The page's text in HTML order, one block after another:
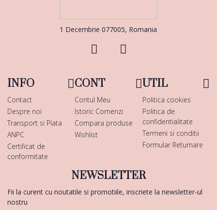
1 Decembrie 077005, Romania
INFO
Contact
Despre noi
Transport si Plata
ANPC
Certificat de
conformitate
CONT
Contul Meu
Istoric Comenzi
Compara produse
Wishlist
UTIL
Politica cookies
Politica de
confidentialitate
Termeni si conditii
Formular Returnare
NEWSLETTER
Fii la curent cu noutatile si promotiile, inscriete la newsletter-ul
nostru